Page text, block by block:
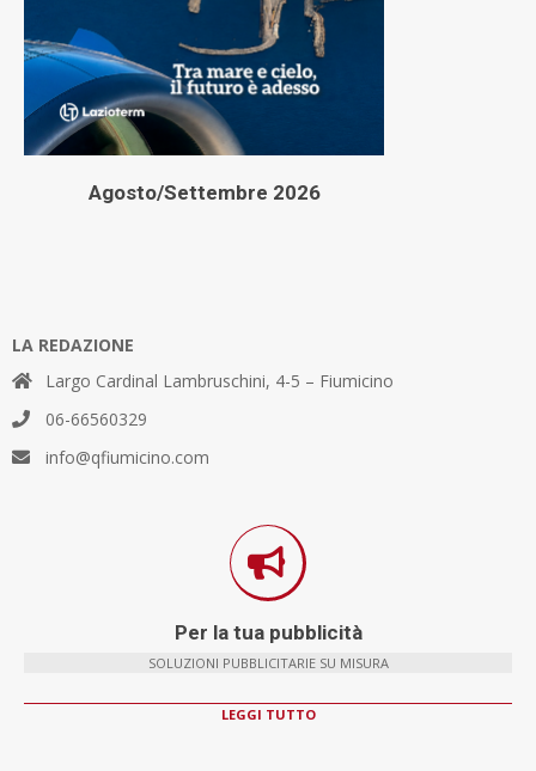
Agosto/Settembre 2026
LA REDAZIONE
Largo Cardinal Lambruschini, 4-5 – Fiumicino
06-66560329
info@qfiumicino.com
Per la tua pubblicità
SOLUZIONI PUBBLICITARIE SU MISURA
LEGGI TUTTO